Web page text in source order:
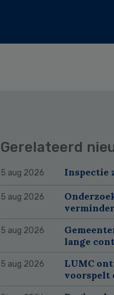
Gerelateerd
5 aug 2026 Inspectie
5 aug 2026
5 aug 2026
lange
5 aug 2026
LUMC
voorspelt